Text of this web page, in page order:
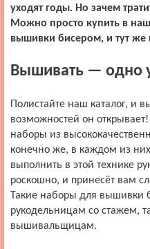
уходят годы. Но зачем
Можно просто купить в
вышивки бисером, и тут же
Вышивать — одно
Полистайте наш каталог, и
возможностей он
наборы из
конечно же, в каждом из них
выполнить в этой технике
роскошно, и принесёт вам
Такие наборы для вышивки
рукодельницам со стажем,
вышивальщицам.